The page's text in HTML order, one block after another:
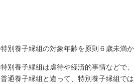
特別養子縁組の対象年齢を原則６歳未満
特別養子縁組は虐待や経済的事情などで
普通養子縁組と違って、特別養子縁組で